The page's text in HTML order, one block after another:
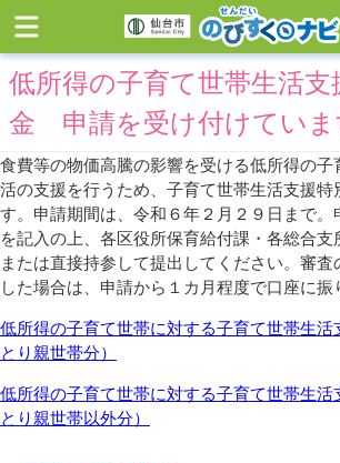
低所得の子育て世帯生活
金 申請を受け付けていま
食費等の物価高騰の影響を受ける低所得の子
活の支援を行うため、子育て世帯生活支援特
す。申請期間は、令和６年２月２９日まで
を記入の上、各区役所保育給付課・各総合
または直接持参して提出してください。審
した場合は、申請から１カ月程度で口座に振
低所得の子育て世帯に対する子育て世帯生活
とり親世帯分）
低所得の子育て世帯に対する子育て世帯生活
とり親世帯以外分）